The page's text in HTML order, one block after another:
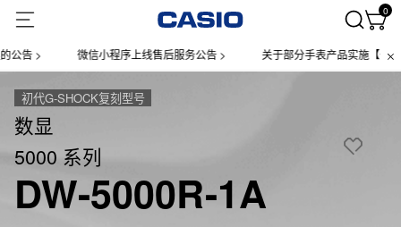
0
> 微信小程序上线售后服务公告 > 关于部分手表产品实施【一物一
初代G-SHOCK复刻型号
数显
5000 系列
DW-5000R-1A